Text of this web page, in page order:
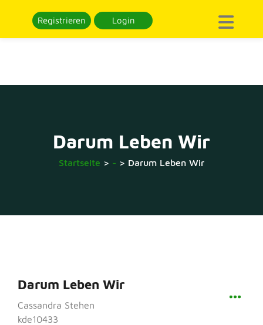
Registrieren Login
Darum Leben Wir
Startseite > - > Darum Leben Wir
Darum Leben Wir
Cassandra Stehen
kde10433